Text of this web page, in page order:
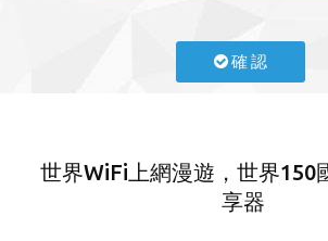
確 認
世界WiFi上網漫遊，世界150
享器